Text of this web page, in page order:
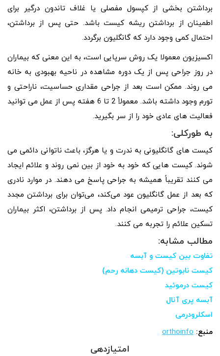
برداشتن بخشی از کپسول مفصلی یا غلاف تاندون درگیر برای
اطمینان از برداشتن ریشه کیست باشد. حتی پس از برداشتن،
احتمال کمی وجود دارد که گانگلیون برگردد.
اکسیزیون معمولا یک روش سرپایی است، به این معنی که بیماران
در روز جراحی پس از یک دوره مشاهده در ناحیه بهبودی به خانه
می روند. ممکن است بعد از جراحی مقداری حساسیت، ناراحتی و
تورم وجود داشته باشد. معمولاً 2 تا 6 هفته پس از عمل می توانید
فعالیت های عادی خود را از سر بگیرید.
به طورکلی:
کیست های گانگلیونی به ندرت و یا هرگز، باعث ناتوانی دائمی می
شوند. کیست هایی که خود به خود از بین نمی روند و علائم ایجاد
می کنند تقریباً همیشه به جراحی پاسخ می دهند. در موارد نادری
که بعد از عمل گانگلیون عود می‌کند، می‌توان برای برداشتن مجدد
کیست، جراحی ترمیمی انجام داد. پس از برداشتن، اکثر بیماران
تسکین علائم را تجربه می کنند.
مطالب مشابه:
تفاوت بین کیست و آبسه
کیست نابوتین (کیست دهانه رحم)
کیست درموئید
آبسه پری آنال
اسکلرودرمی
منبع: orthoinfo
امتیازدهی